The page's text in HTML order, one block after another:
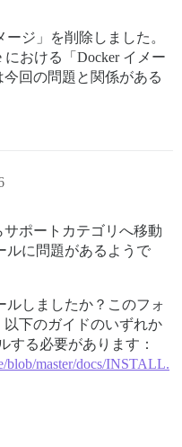
ジ」を削除しました。
における「Docker イメー
回の問題と関係がある
ポートカテゴリへ移動
ルに問題があるようで
ルしましたか？このフォ
下のガイドのいずれか
する必要があります：
blob/master/docs/INSTALL.